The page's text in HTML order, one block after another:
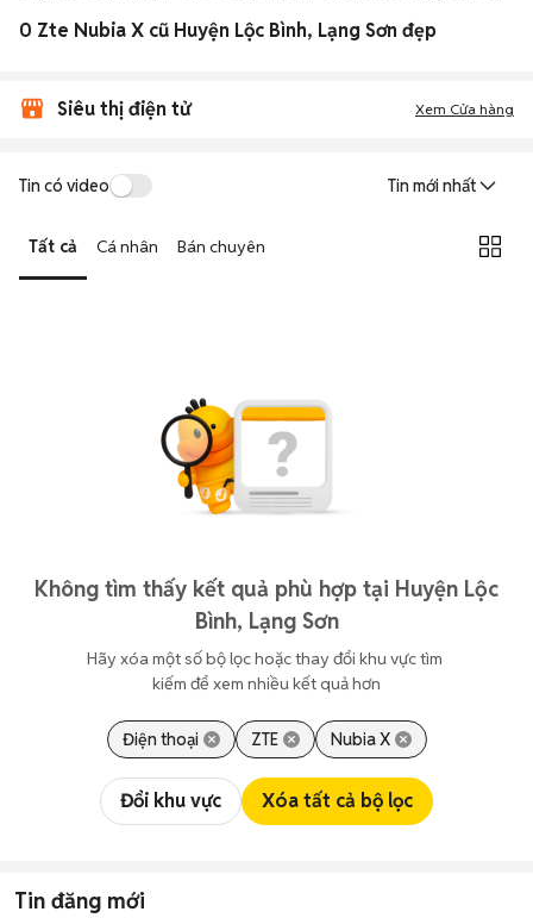
0 Zte Nubia X cũ Huyện Lộc Bình, Lạng Sơn đẹp
Siêu thị điện tử Xem Cửa hàng
Tin có video Tin mới nhất
Tất cả Cá nhân Bán chuyên
Không tìm thấy kết quả phù hợp tại Huyện Lộc
Bình, Lạng Sơn
Hãy xóa một số bộ lọc hoặc thay đổi khu vực tìm
kiếm để xem nhiều kết quả hơn
Điện thoại ZTE Nubia X
Đổi khu vực Xóa tất cả bộ lọc
Tin đăng mới